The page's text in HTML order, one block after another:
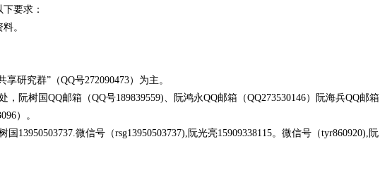
要求：
。
研究群”（QQ号272090473）为主。
阮树国QQ邮箱（QQ号189839559)、阮鸿永QQ邮箱（QQ273530146）阮海兵QQ邮箱
）。
13950503737.微信号（rsg13950503737),阮光亮15909338115。微信号（tyr860920),阮